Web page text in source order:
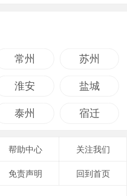
常州 苏州
淮安 盐城
泰州 宿迁
帮助中心 关注我们
免责声明 回到首页